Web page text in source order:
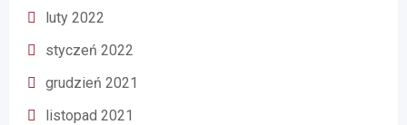
luty 2022
styczeń 2022
grudzień 2021
listopad 2021